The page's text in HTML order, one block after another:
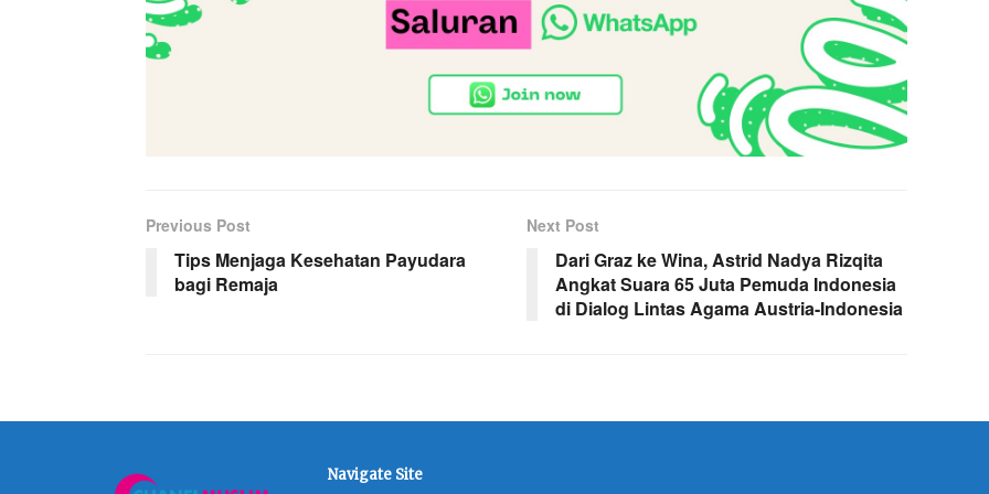
Previous Post
Tips Menjaga Kesehatan Payudara
bagi Remaja
Next Post
Dari Graz ke Wina, Astrid Nadya Rizqita
Angkat Suara 65 Juta Pemuda Indonesia
di Dialog Lintas Agama Austria-Indonesia
Navigate Site